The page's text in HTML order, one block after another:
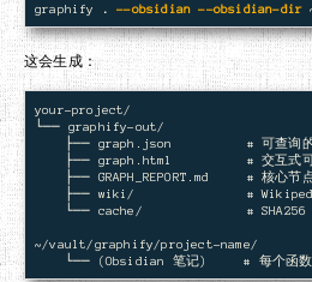
graphify
. --obsidian --obsidian-dir
这会生成：
your-project/
└── graphify-out/
├── graph.json          # 可查询
├── graph.html          # 交互式可
├── GRAPH_REPORT.md     # 核心节
├── wiki/               #
└── cache/              # SHA256
~/vault/graphify/project-name/